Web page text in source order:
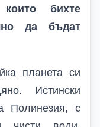
бихте
да бъдат
планета си
Истински
Полинезия, с